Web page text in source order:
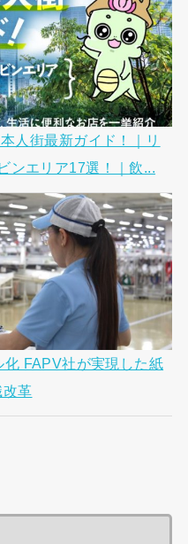
人街最新ガイド！｜リ
エリア17選！｜飲...
FAPV社が実現した紙
革